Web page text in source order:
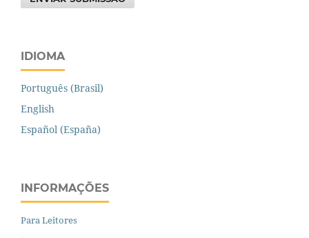
IDIOMA
Português (Brasil)
English
Español (España)
INFORMAÇÕES
Para Leitores